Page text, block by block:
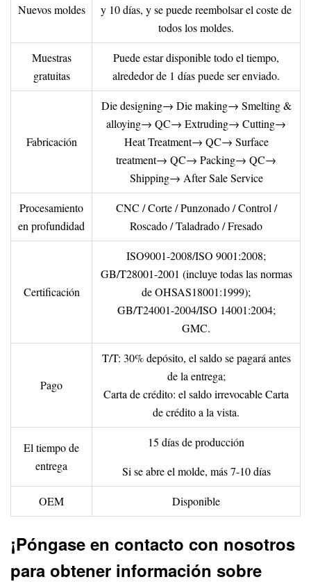
Nuevos moldes
y 10 días, y se puede reembolsar el coste de
todos los moldes.
Muestras
gratuitas
Puede estar disponible todo el tiempo,
alrededor de 1 días puede ser enviado.
Fabricación
Die designing→ Die making→ Smelting &
alloying→ QC→ Extruding→ Cutting→
Heat Treatment→ QC→ Surface
treatment→ QC→ Packing→ QC→
Shipping→ After Sale Service
Procesamiento
en profundidad
CNC / Corte / Punzonado / Control /
Roscado / Taladrado / Fresado
Certificación
ISO9001-2008/ISO 9001:2008;
GB/T28001-2001 (incluye todas las normas
de OHSAS18001:1999);
GB/T24001-2004/ISO 14001:2004;
GMC.
Pago
T/T: 30% depósito, el saldo se pagará antes
de la entrega;
Carta de crédito: el saldo irrevocable Carta
de crédito a la vista.
El tiempo de
entrega
15 días de producción
Si se abre el molde, más 7-10 días
OEM Disponible
¡Póngase en contacto con nosotros
para obtener información sobre